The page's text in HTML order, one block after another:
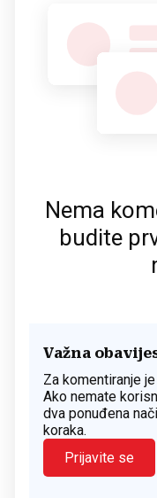
Nema
budite
Važna
Za komentiranje
Ako nemate
dva ponuđena
koraka.
Prijavite se